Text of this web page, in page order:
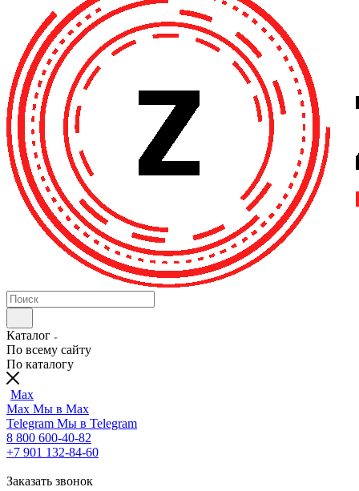
Каталог
По всему сайту
По каталогу
Max
Max Мы в Max
Telegram Мы в Telegram
8 800 600-40-82
+7 901 132-84-60
Заказать звонок